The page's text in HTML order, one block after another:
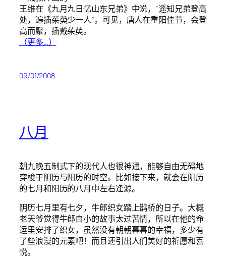
王维在《九月九日忆山东兄弟》中说，“遥知兄弟登高
处，遍插茱萸少一人”。可见，唐人在重阳佳节，会登
高而聚，插戴茱萸。
（更多…）
09/01/2008
八月
朝九晚五制式下的现代人也很神通，能够自由无碍地
穿梭于阴历与阳历的时空。比如接下来，就会在阴历
的七月和阳历的八月中左右逢源。
阴历七月里有七夕，牛郎织女踏上鹊桥的日子。大概
老天爷觉得牛郎自小的故事太过苦情，所以在他的命
运里安排了织女，虽然没有朝朝暮暮的幸福，多少有
了些浪漫的元素吧！而且还引出人们美好的祈愿和喜
悦。